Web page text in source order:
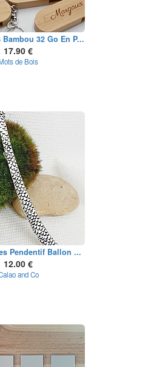
32 Go En P...
17.90 €
de Bois
Pendentif Ballon ...
12.00 €
and Co